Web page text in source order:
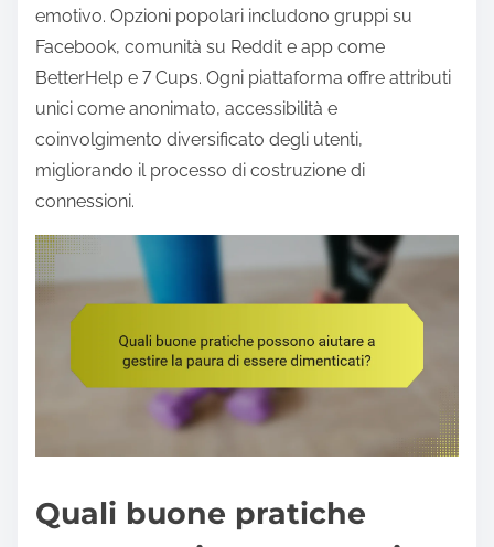
emotivo. Opzioni popolari includono gruppi su
Facebook, comunità su Reddit e app come
BetterHelp e 7 Cups. Ogni piattaforma offre attributi
unici come anonimato, accessibilità e
coinvolgimento diversificato degli utenti,
migliorando il processo di costruzione di
connessioni.
Quali buone pratiche